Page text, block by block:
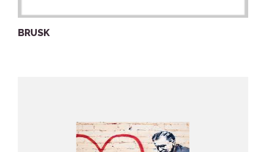
BRUSK